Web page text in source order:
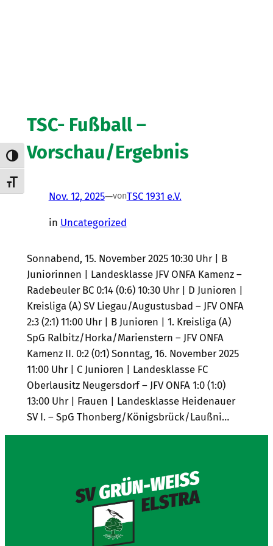
Umschalten auf hohe Kontraste
Schrift vergrößern
TSC- Fußball –
Vorschau/Ergebnis
Nov. 12, 2025—vonTSC 1931 e.V.
in Uncategorized
Sonnabend, 15. November 2025 10:30 Uhr | B
Juniorinnen | Landesklasse JFV ONFA Kamenz –
Radebeuler BC 0:14 (0:6) 10:30 Uhr | D Junioren |
Kreisliga (A) SV Liegau/Augustusbad – JFV ONFA
2:3 (2:1) 11:00 Uhr | B Junioren | 1. Kreisliga (A)
SpG Ralbitz/Horka/Marienstern – JFV ONFA
Kamenz II. 0:2 (0:1) Sonntag, 16. November 2025
11:00 Uhr | C Junioren | Landesklasse FC
Oberlausitz Neugersdorf – JFV ONFA 1:0 (1:0)
13:00 Uhr | Frauen | Landesklasse Heidenauer
SV I. – SpG Thonberg/Königsbrück/Laußni…